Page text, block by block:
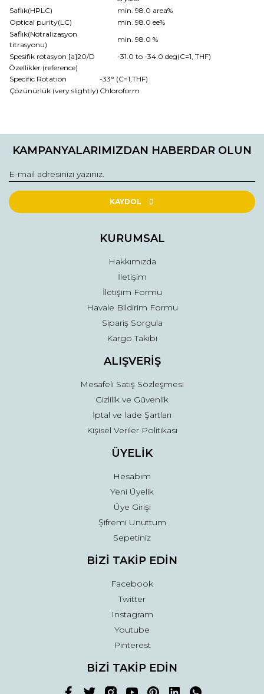
Saflık(HPLC)
min. 98.0 area%
Optical purity(LC)
min. 98.0 ee%
Saflık(Nötralizasyon
titrasyonu)
min. 98.0 %
Spesifik rotasyon [a]20/D
-31.0 to -34.0 deg(C=1, THF)
Özellikler (reference)
Specific Rotation
-33° (C=1,THF)
Çözünürlük (very slightly) Chloroform
konularda yetersiz gördüğünüz noktaları öneri formunu
Görüş ve önerileriniz için teşekkür ederiz.
Ürün resmi kalitesiz, bozuk veya görüntülenemiyor.
Ürün açıklamasında eksik bilgiler bulunuyor.
Ürün fiyatı diğer sitelerden daha pahalı.
Gönder
KAMPANYALARIMIZDAN HABERDAR OLUN
KAYDOL
KURUMSAL
Hakkımızda
İletişim
İletişim Formu
Havale Bildirim Formu
Sipariş Sorgula
Kargo Takibi
ALIŞVERİŞ
Mesafeli Satış Sözleşmesi
Gizlilik ve Güvenlik
İptal ve İade Şartları
Kişisel Veriler Politikası
ÜYELİK
Hesabım
Yeni Üyelik
Üye Girişi
Şifremi Unuttum
Sepetiniz
BİZİ TAKİP EDİN
Facebook
Twitter
Instagram
Youtube
Pinterest
BİZİ TAKİP EDİN